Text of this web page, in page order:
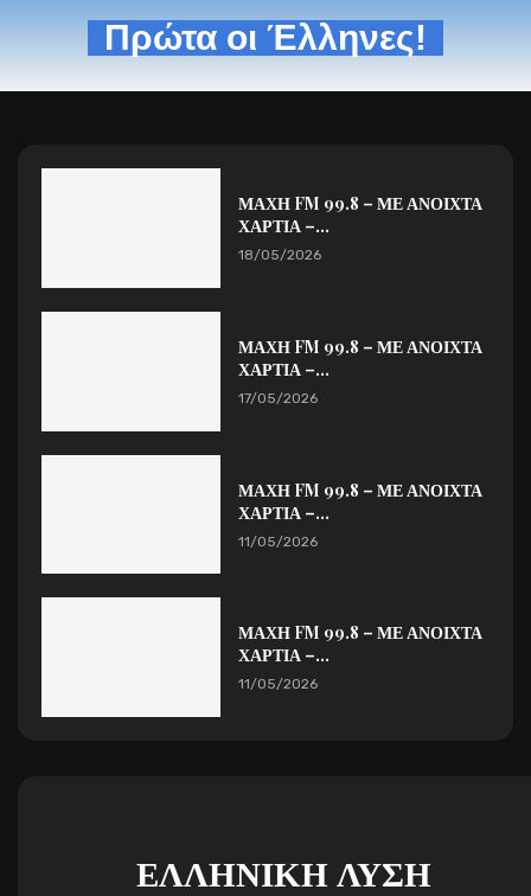
Πρώτα οι Έλληνες!
ΜΑΧΗ FM 99.8 – ΜΕ ΑΝΟΙΧΤΑ
ΧΑΡΤΙΑ –...
18/05/2026
ΜΑΧΗ FM 99.8 – ΜΕ ΑΝΟΙΧΤΑ
ΧΑΡΤΙΑ –...
17/05/2026
ΜΑΧΗ FM 99.8 – ΜΕ ΑΝΟΙΧΤΑ
ΧΑΡΤΙΑ –...
11/05/2026
ΜΑΧΗ FM 99.8 – ΜΕ ΑΝΟΙΧΤΑ
ΧΑΡΤΙΑ –...
11/05/2026
ΕΛΛΗΝΙΚΗ ΛΥΣΗ